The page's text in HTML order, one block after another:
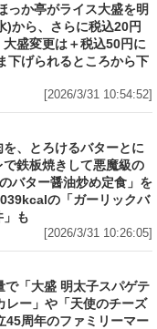
っか亭がライス大盛を明
)から、さらに税込20円
盛変更は＋税込50円に
下げられるところから下
[2026/3/31 10:54:52]
、とろけるバターとに
鉄板焼きして悪魔級の
バター醤油炒め定食」を
の「ガーリックバ
」も
[2026/3/31 10:26:05]
で「大盛 明太子スパゲテ
レー」や「天使のチーズ
45周年のファミリーマー